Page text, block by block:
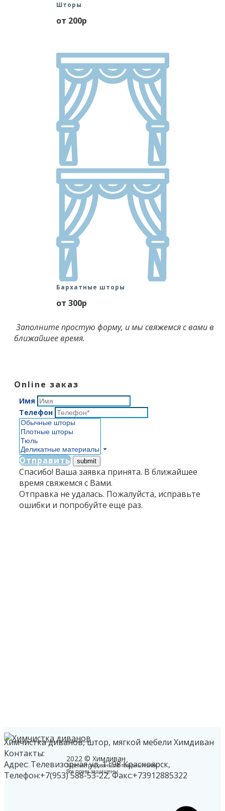
Шторы
от 200р
Бархатные шторы
от 300р
Заполните простую форму, и мы свяжемся с вами в
ближайшее время.
Online заказ
Имя
Телефон
Отправить
Спасибо! Ваша заявка принята. В ближайшее
время свяжемся с Вами.
Отправка не удалась. Пожалуйста, исправьте
ошибки и попробуйте еще раз.
Химчистка диванов, штор, мягкой мебели Химдиван
Контакты:
Адрес: Телевизорная ул, 1 с98Красноярск,
Телефон:+7(953) 588-53-22, Факс:+73912885322
2022 © Химдиван
Зарегистрированный товарный знак.
Все права защищены.